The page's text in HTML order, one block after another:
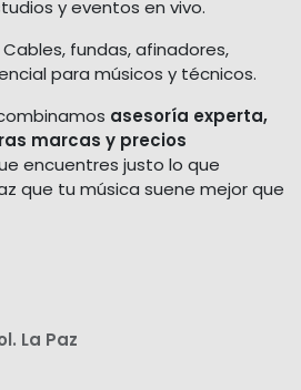
y eventos en vivo.
Cables, fundas, afinadores,
para músicos y técnicos.
asesoría experta,
marcas y precios
encuentres justo lo que
que tu música suene mejor que
La Paz